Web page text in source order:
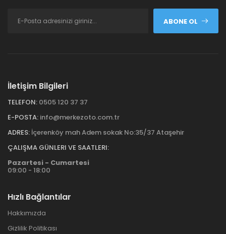
ABONE OL
İletişim Bilgileri
TELEFON: 0505 120 37 37
E-POSTA: info@merkezoto.com.tr
ADRES: İçerenköy mah Adem sokak No:35/37 Ataşehir
ÇALIŞMA GÜNLERI VE SAATLERI:
Pazartesi - Cumartesi
09:00 - 18:00
Hızlı Bağlantılar
Hakkımızda
Gizlilik Politikası